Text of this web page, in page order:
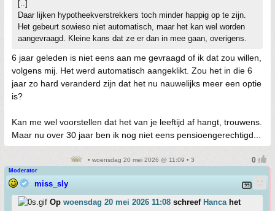
[..]
Daar lijken hypotheekverstrekkers toch minder happig op te zijn.
Het gebeurt sowieso niet automatisch, maar het kan wel worden
aangevraagd. Kleine kans dat ze er dan in mee gaan, overigens.
6 jaar geleden is niet eens aan me gevraagd of ik dat zou willen,
volgens mij. Het werd automatisch aangeklikt. Zou het in die 6
jaar zo hard veranderd zijn dat het nu nauwelijks meer een optie
is?
Kan me wel voorstellen dat het van je leeftijd af hangt, trouwens.
Maar nu over 30 jaar ben ik nog niet eens pensioengerechtigd...
• woensdag 20 mei 2026 @ 11:09 • 3
Moderator
miss_sly
Op woensdag 20 mei 2026 11:08 schreef Hanca het